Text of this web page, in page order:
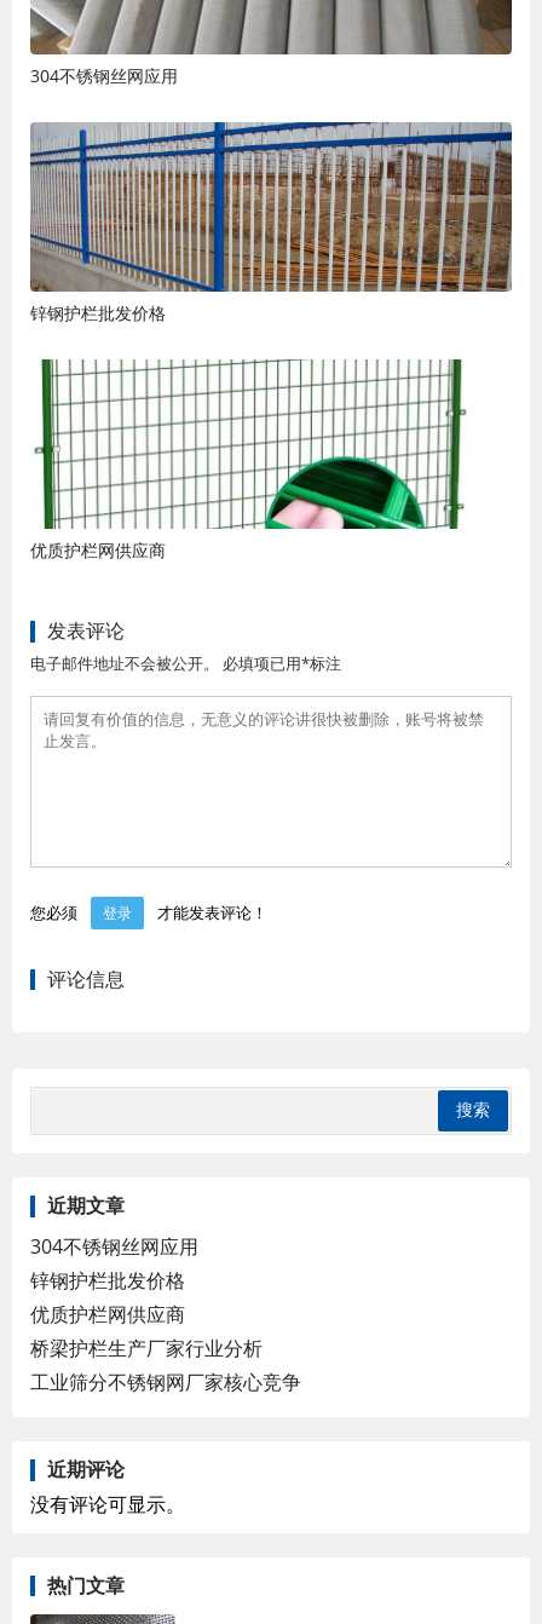
304不锈钢丝网应用
锌钢护栏批发价格
优质护栏网供应商
发表评论
电子邮件地址不会被公开。 必填项已用*标注
您必须 登录 才能发表评论！
评论信息
近期文章
304不锈钢丝网应用
锌钢护栏批发价格
优质护栏网供应商
桥梁护栏生产厂家行业分析
工业筛分不锈钢网厂家核心竞争
近期评论
没有评论可显示。
热门文章